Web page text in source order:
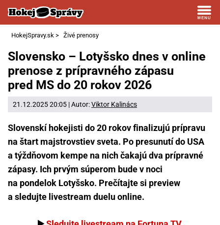
HokejSpravy.sk > Živé prenosy
Slovensko – Lotyšsko dnes v online
prenose z prípravného zápasu
pred MS do 20 rokov 2026
21.12.2025 20:05 | Autor:Viktor Kalinács
Slovenskí hokejisti do 20 rokov finalizujú prípravu
na štart majstrovstiev sveta. Po presunutí do USA
a týždňovom kempe na nich čakajú dva prípravné
zápasy. Ich prvým súperom bude v noci
na pondelok Lotyšsko. Prečítajte si preview
a sledujte livestream duelu online.